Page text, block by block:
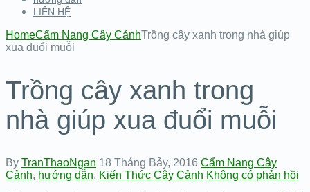
LIÊN HỆ
HomeCẩm Nang Cây CảnhTrồng cây xanh trong nhà giúp
xua đuổi muỗi
Trồng cây xanh trong
nhà giúp xua đuổi muỗi
By TranThaoNgan 18 Tháng Bảy, 2016 Cẩm Nang Cây
Cảnh, hướng dẫn, Kiến Thức Cây Cảnh Không có phản hồi